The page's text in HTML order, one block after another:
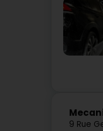
9 Rue